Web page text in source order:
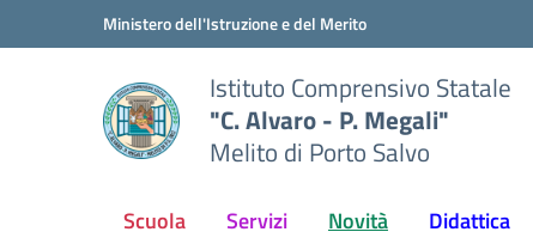
Vai ai contenuti
Vai al menu di navigazioneMinistero dell'Istruzione e del Merito
Istituto Comprensivo Statale
"C. Alvaro - P. Megali"
Melito di Porto Salvo
Scuola Servizi Novità Didattica